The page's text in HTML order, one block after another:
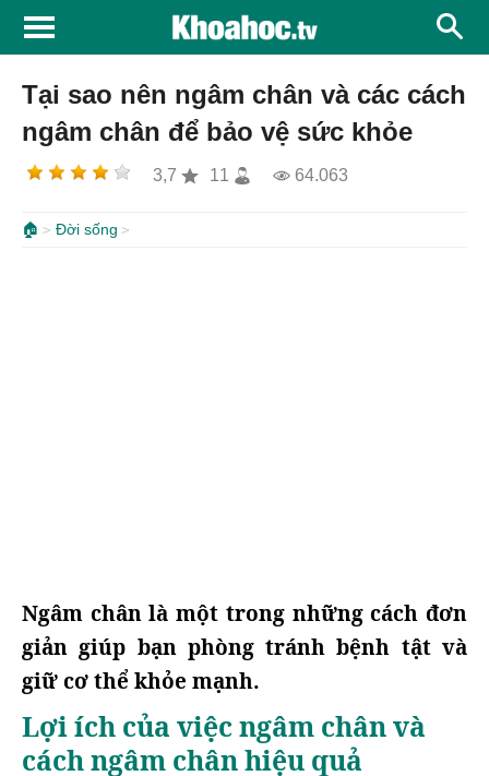
Tại sao nên ngâm chân và các cách
ngâm chân để bảo vệ sức khỏe
3,7 11 64.063
🏠 Đời sống
Ngâm chân là một trong những cách đơn
giản giúp bạn phòng tránh bệnh tật và
giữ cơ thể khỏe mạnh.
Lợi ích của việc ngâm chân và
cách ngâm chân hiệu quả